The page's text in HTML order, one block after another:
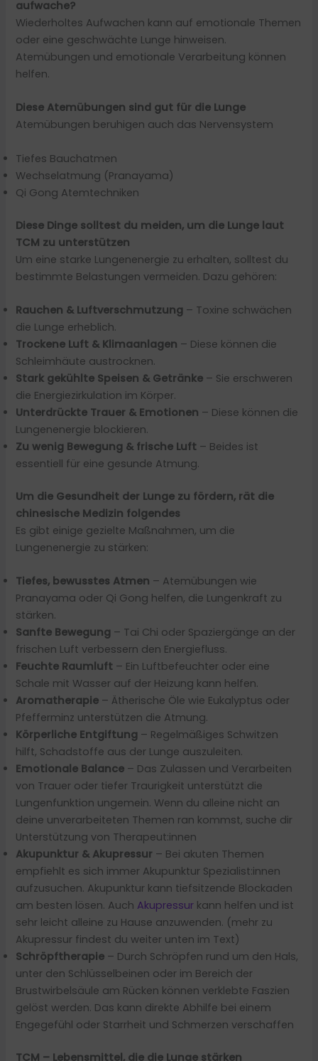
aufwache?
Wiederholtes Aufwachen kann auf emotionale Themen
oder eine geschwächte Lunge hinweisen.
Atemübungen und emotionale Verarbeitung können
helfen.
Diese Atemübungen sind gut für die Lunge
Atemübungen beruhigen auch das Nervensystem
Tiefes Bauchatmen
Wechselatmung (Pranayama)
Qi Gong Atemtechniken
Diese Dinge solltest du meiden, um die Lunge laut
TCM zu unterstützen
Um eine starke Lungenenergie zu erhalten, solltest du
bestimmte Belastungen vermeiden. Dazu gehören:
Rauchen & Luftverschmutzung – Toxine schwächen
die Lunge erheblich.
Trockene Luft & Klimaanlagen – Diese können die
Schleimhäute austrocknen.
Stark gekühlte Speisen & Getränke – Sie erschweren
die Energiezirkulation im Körper.
Unterdrückte Trauer & Emotionen – Diese können die
Lungenenergie blockieren.
Zu wenig Bewegung & frische Luft – Beides ist
essentiell für eine gesunde Atmung.
Um die Gesundheit der Lunge zu fördern, rät die
chinesische Medizin folgendes
Es gibt einige gezielte Maßnahmen, um die
Lungenenergie zu stärken:
Tiefes, bewusstes Atmen – Atemübungen wie
Pranayama oder Qi Gong helfen, die Lungenkraft zu
stärken.
Sanfte Bewegung – Tai Chi oder Spaziergänge an der
frischen Luft verbessern den Energiefluss.
Feuchte Raumluft – Ein Luftbefeuchter oder eine
Schale mit Wasser auf der Heizung kann helfen.
Aromatherapie – Ätherische Öle wie Eukalyptus oder
Pfefferminz unterstützen die Atmung.
Körperliche Entgiftung – Regelmäßiges Schwitzen
hilft, Schadstoffe aus der Lunge auszuleiten.
Emotionale Balance – Das Zulassen und Verarbeiten
von Trauer oder tiefer Traurigkeit unterstützt die
Lungenfunktion ungemein. Wenn du alleine nicht an
deine unverarbeiteten Themen ran kommst, suche dir
Unterstützung von Therapeut:innen
Akupunktur & Akupressur – Bei akuten Themen
empfiehlt es sich immer Akupunktur Spezialist:innen
aufzusuchen. Akupunktur kann tiefsitzende Blockaden
am besten lösen. Auch Akupressur kann helfen und ist
sehr leicht alleine zu Hause anzuwenden. (mehr zu
Akupressur findest du weiter unten im Text)
Schröpftherapie – Durch Schröpfen rund um den Hals,
unter den Schlüsselbeinen oder im Bereich der
Brustwirbelsäule am Rücken können verklebte Faszien
gelöst werden. Das kann direkte Abhilfe bei einem
Engegefühl oder Starrheit und Schmerzen verschaffen
TCM – Lebensmittel, die die Lunge stärken